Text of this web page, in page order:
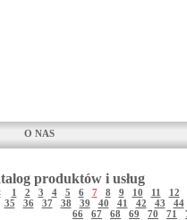
O NAS
produktów i usług
1 2 3 4 5 6 7 8 9 10 11 12
35 36 37 38 39 40 41 42 43 44
66
67 68 69 70 71